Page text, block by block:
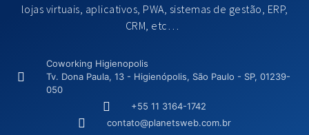
lojas virtuais, aplicativos, PWA, sistemas de gestão, ERP,
CRM, etc…
Coworking Higienopolis
Tv. Dona Paula, 13 - Higienópolis, São Paulo - SP, 01239-
050
+55 11 3164-1742
contato@planetsweb.com.br